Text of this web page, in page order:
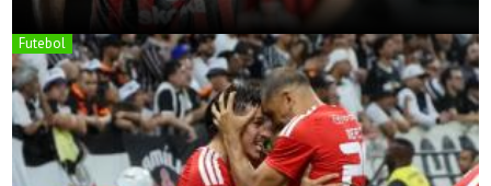
Futebol